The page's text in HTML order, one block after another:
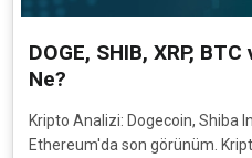
DOGE, SHIB, XRP,
Ne?
Kripto Analizi: Dogecoin, Shiba
Ethereum'da son görünüm.